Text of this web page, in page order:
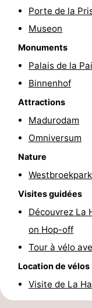
intérieures
guidées
Sports
Faire
Randonnée
Terrains
Surfen
Sportive
Equitation
Boire
manger
Événements
Pratiques
Forum
Route
Porte de la
Museon
Monuments
Palais de la
Binnenhof
Attractions
Madurodam
Omniversum
Nature
Westbroekpark
Visites guidées
Découvrez La
on Hop-off
Tour à vélo
Location de vélos
Visite de La